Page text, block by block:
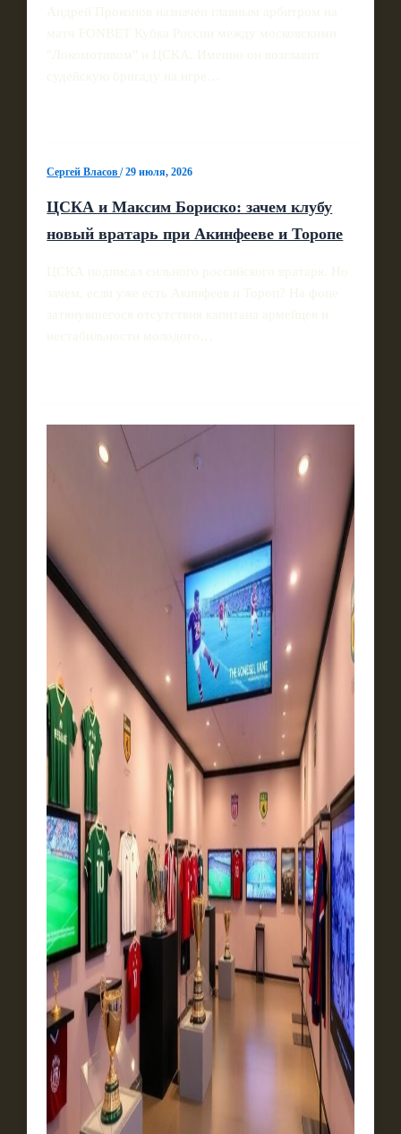
Андрей Прокопов назначен главным арбитром на
матч FONBET Кубка России между московскими
"Локомотивом" и ЦСКА. Именно он возглавит
судейскую бригаду на игре…
Сергей Власов/29 июля, 2026
ЦСКА и Максим Бориско: зачем клубу
новый вратарь при Акинфееве и Торопе
ЦСКА подписал сильного российского вратаря. Но
зачем, если уже есть Акинфеев и Тороп? На фоне
затянувшегося отсутствия капитана армейцев и
нестабильности молодого…